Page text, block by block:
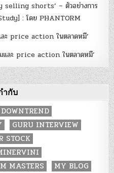
selling shorts’ – ตัวอย่างการ
: โดย PHANTORM
ะ price action ในตลาดหมี’
และ price action ในตลาดหมี’
ำกับ
DOWNTREND
GURU INTERVIEW
STOCK
MASTERS
MY BLOG